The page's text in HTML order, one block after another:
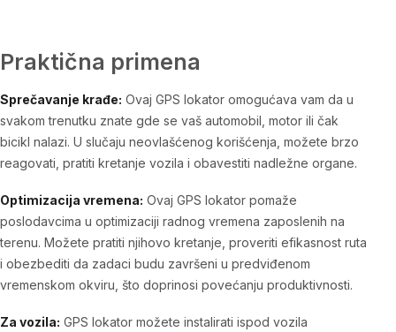
Praktična primena
Sprečavanje krađe: Ovaj GPS lokator omogućava vam da u
svakom trenutku znate gde se vaš automobil, motor ili čak
bicikl nalazi. U slučaju neovlašćenog korišćenja, možete brzo
reagovati, pratiti kretanje vozila i obavestiti nadležne organe.
Optimizacija vremena: Ovaj GPS lokator pomaže
poslodavcima u optimizaciji radnog vremena zaposlenih na
terenu. Možete pratiti njihovo kretanje, proveriti efikasnost ruta
i obezbediti da zadaci budu završeni u predviđenom
vremenskom okviru, što doprinosi povećanju produktivnosti.
Za vozila: GPS lokator možete instalirati ispod vozila